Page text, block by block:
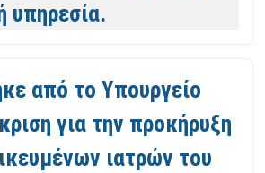
υπηρεσία.
από το Υπουργείο
για την προκήρυξη
ιατρών του